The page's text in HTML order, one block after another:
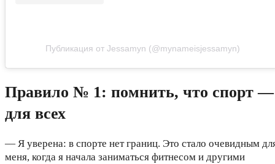
Публикация от Jessamyn (@mynameisjessamyn)
Правило № 1: помнить, что спорт —
для всех
— Я уверена: в спорте нет границ. Это стало очевидным
меня, когда я начала заниматься фитнесом и другими